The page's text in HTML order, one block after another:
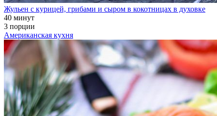
Жульен с курицей, грибами и сыром в кокотницах в духовке
40 минут
3 порции
Американская кухня